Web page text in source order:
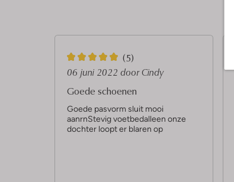
5
S
t
e
r
(5)
06 juni 2022 door Cindy
Goede schoenen
Goede pasvorm sluit mooi
aanrnStevig voetbedalleen onze
dochter loopt er blaren op